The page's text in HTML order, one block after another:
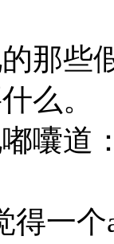
那些
么。
囔道
得一